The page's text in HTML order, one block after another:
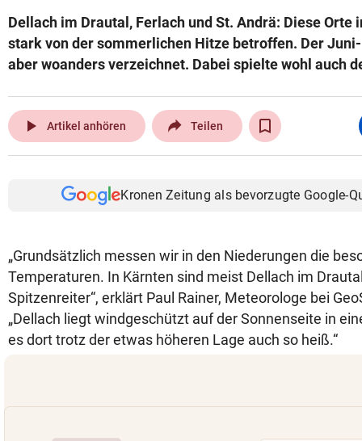
Dellach im Drautal, Ferlach und St. Andrä: Diese Orte
stark von der sommerlichen Hitze betroffen. Der
aber woanders verzeichnet. Dabei spielte wohl auch
play_arrow Artikel anhören Teilen
Kronen Zeitung als bevorzugte Google-
„Grundsätzlich messen wir in den Niederungen die
Temperaturen. In Kärnten sind meist Dellach im
Spitzenreiter“, erklärt Paul Rainer, Meteorologe bei
„Dellach liegt windgeschützt auf der Sonnenseite in
es dort trotz der etwas höheren Lage auch so heiß.“